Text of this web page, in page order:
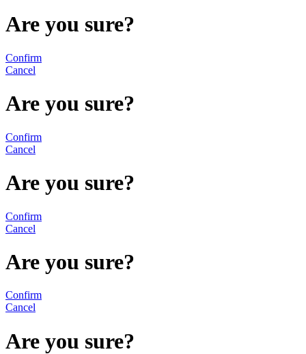
Are you sure?
Confirm
Cancel
Are you sure?
Confirm
Cancel
Are you sure?
Confirm
Cancel
Are you sure?
Confirm
Cancel
Are you sure?